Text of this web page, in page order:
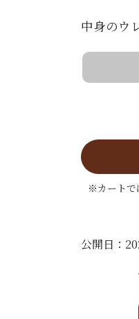
中身のウ
※カートで
公開日：